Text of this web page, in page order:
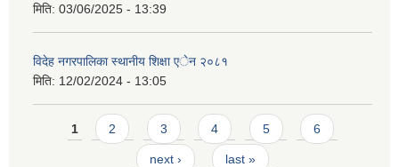
मिति: 03/06/2025 - 13:39
विदेह नगरपालिका स्थानीय शिक्षा एेन २०८१
मिति: 12/02/2024 - 13:05
Pages
1 2 3 4 5 6
next › last »